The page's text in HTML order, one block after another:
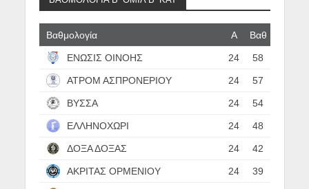
Βαθμολογία Α Βαθ
ΕΝΩΣΙΣ ΟΙΝΟΗΣ 24 58
ΑΤΡΟΜ ΑΣΠΡΟΝΕΡΙΟΥ 24 57
ΒΥΣΣΑ 24 54
ΕΛΛΗΝΟΧΩΡΙ 24 48
ΔΟΞΑ ΔΟΞΑΣ 24 42
ΑΚΡΙΤΑΣ ΟΡΜΕΝΙΟΥ 24 39